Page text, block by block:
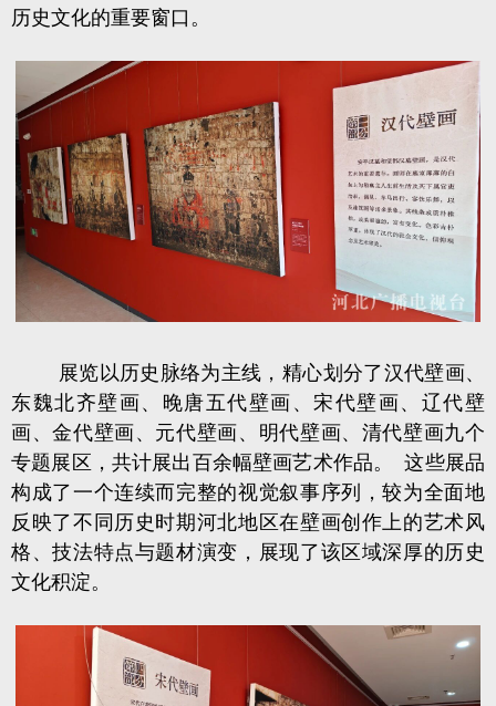
历史文化的重要窗口。
展览以历史脉络为主线，精心划分了汉代壁画、
东魏北齐壁画、晚唐五代壁画、宋代壁画、辽代壁
画、金代壁画、元代壁画、明代壁画、清代壁画九个
专题展区，共计展出百余幅壁画艺术作品。 这些展品
构成了一个连续而完整的视觉叙事序列，较为全面地
反映了不同历史时期河北地区在壁画创作上的艺术风
格、技法特点与题材演变，展现了该区域深厚的历史
文化积淀。